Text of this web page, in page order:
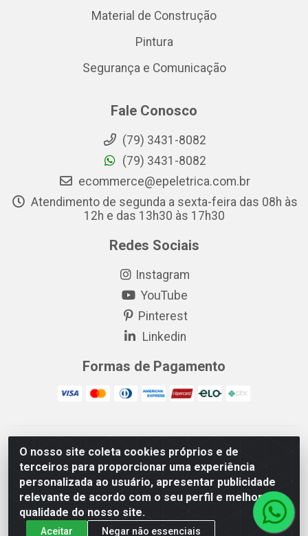
O nosso site coleta cookies próprios e de
terceiros para proporcionar uma experiência
personalizada ao usuário, apresentar publicidade
relevante de acordo com o seu perfil e melhorar a
qualidade do nosso site.
Aceitar Negar não essenciais
Material de Construção
Pintura
Segurança e Comunicação
Fale Conosco
(79) 3431-8082
(79) 3431-8082
ecommerce@epeletrica.com.br
Atendimento de segunda a sexta-feira das 08h às
12h e das 13h30 às 17h30
Redes Sociais
Instagram
YouTube
Pinterest
Linkedin
Formas de Pagamento
EP Elétrica LTDA - 18.621.731/0005-43 - Itabaiana/SE - CEP:
49511-899
EP Elétrica LTDA - 48.594.570/0001-83 - Itabaiana/SE - CEP:
49511-899